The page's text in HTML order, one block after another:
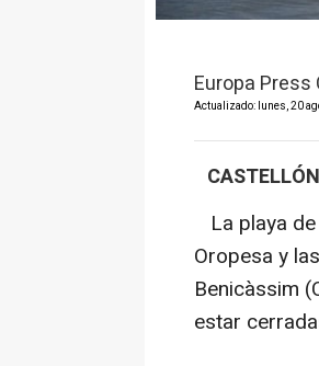
Europa Press
Actualizado: lunes, 20
La playa
Oropesa y
Benicàssim
estar